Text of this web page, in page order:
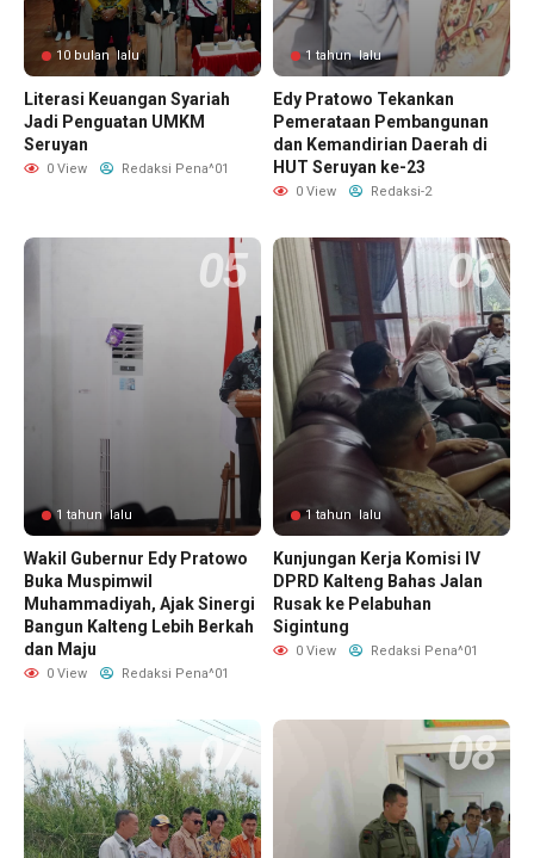
10 bulan lalu
Literasi Keuangan Syariah
Jadi Penguatan UMKM
Seruyan
0 View Redaksi Pena^01
1 tahun lalu
Edy Pratowo Tekankan
Pemerataan Pembangunan
dan Kemandirian Daerah di
HUT Seruyan ke-23
0 View Redaksi-2
1 tahun lalu
Wakil Gubernur Edy Pratowo
Buka Muspimwil
Muhammadiyah, Ajak Sinergi
Bangun Kalteng Lebih Berkah
dan Maju
0 View Redaksi Pena^01
1 tahun lalu
Kunjungan Kerja Komisi IV
DPRD Kalteng Bahas Jalan
Rusak ke Pelabuhan
Sigintung
0 View Redaksi Pena^01